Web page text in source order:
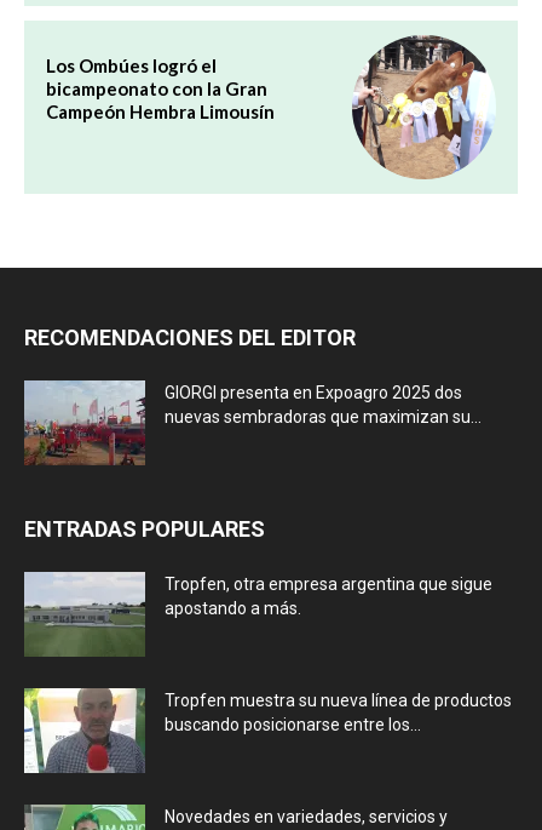
Los Ombúes logró el
bicampeonato con la Gran
Campeón Hembra Limousín
RECOMENDACIONES DEL EDITOR
GIORGI presenta en Expoagro 2025 dos
nuevas sembradoras que maximizan su...
ENTRADAS POPULARES
Tropfen, otra empresa argentina que sigue
apostando a más.
Tropfen muestra su nueva línea de productos
buscando posicionarse entre los...
Novedades en variedades, servicios y